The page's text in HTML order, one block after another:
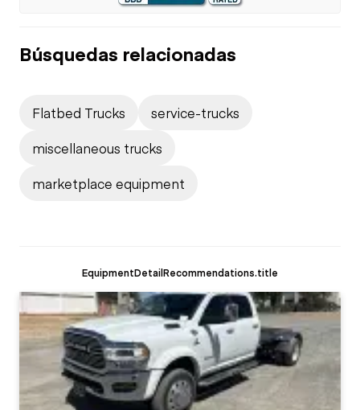
Búsquedas relacionadas
Flatbed Trucks
service-trucks
miscellaneous trucks
marketplace equipment
EquipmentDetailRecommendations.title